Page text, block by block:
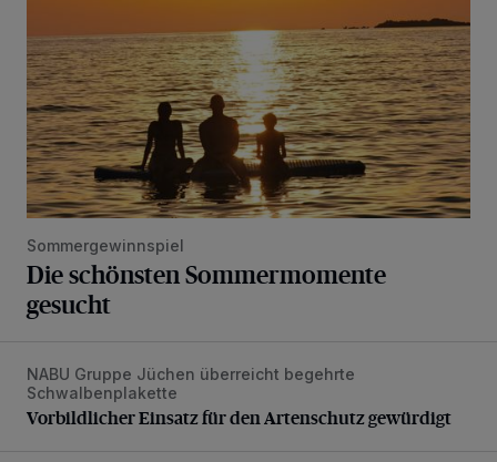
Sommergewinnspiel
Die schönsten Sommermomente
gesucht
Vorbildlicher Einsatz für den Artenschutz gewürdigt
NABU Gruppe Jüchen überreicht begehrte
Schwalbenplakette
Vorbildlicher Einsatz für den Artenschutz gewürdigt